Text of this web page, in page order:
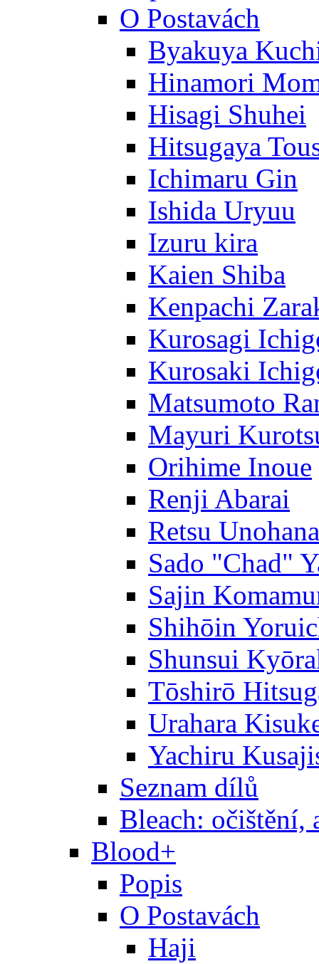
O Postavách
Byakuya
Hinamori
Hisagi Shuhei
Hitsugaya
Ichimaru Gin
Ishida Uryuu
Izuru kira
Kaien Shiba
Kenpachi
Kurosagi
Kurosaki
Matsumoto
Mayuri
Orihime Inoue
Renji Abarai
Retsu Unohana
Sado "Chad"
Sajin
Shihōin
Shunsui
Tōshirō
Urahara
Yachiru
Seznam dílů
Bleach: očištění,
Blood+
Popis
O Postavách
Haji